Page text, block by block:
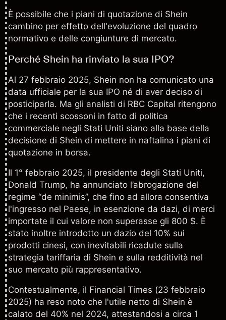
È possibile che i piani di quotazione di Shein
cambino per effetto dell'evoluzione del quadro
normativo e delle congiunture di mercato.
Perché Shein ha rinviato la sua IPO?
Al 27 febbraio 2025, Shein non ha comunicato una
data ufficiale per la sua IPO né di aver deciso di
posticiparla. Ma gli analisti di RBC Capital ritengono
che i recenti scossoni in fatto di politica
commerciale negli Stati Uniti siano alla base della
decisione di Shein di mettere in naftalina i piani di
quotazione in borsa.
Il 1° febbraio 2025, il presidente degli Stati Uniti,
Donald Trump, ha annunciato l’abrogazione del
regime “de minimis”, che fino ad allora consentiva
l'ingresso nel Paese, in esenzione da dazi, di merci
importate il cui valore non superasse gli 800 $. È
stato inoltre introdotto un dazio del 10% sui
prodotti cinesi, con inevitabili ricadute sulla
strategia tariffaria di Shein e sulla redditività nel
suo mercato più rappresentativo.
Contestualmente, il Financial Times (23 febbraio
2025) ha reso noto che l'utile netto di Shein è
calato del 40% nel 2024, attestandosi a circa 1